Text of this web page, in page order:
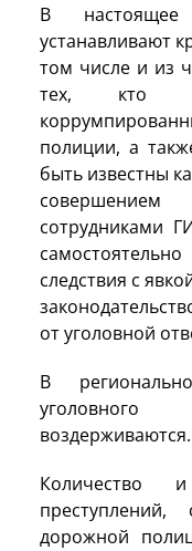
В настоящее
устанавливают
том числе и из
тех, кто
полиции, а
быть известны
совершением
сотрудниками
следствия с
от уголовной
В
уголовного
воздерживаются.
Количество
преступлений,
дорожной